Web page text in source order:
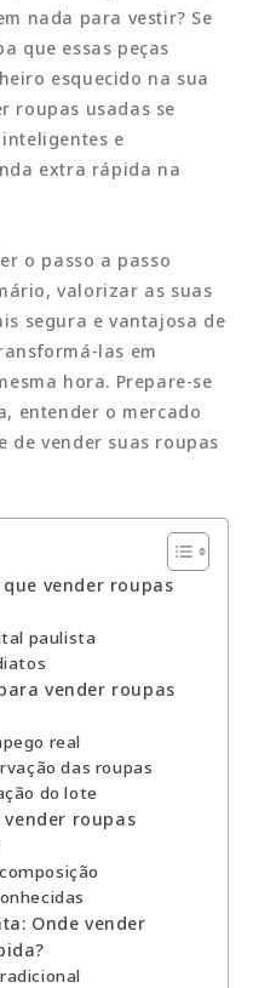
nada para vestir? Se
que essas peças
esquecido na sua
roupas usadas se
e
extra rápida na
o passo a passo
valorizar as suas
segura e vantajosa de
las em
hora. Prepare-se
entender o mercado
de vender suas roupas
vender roupas
paulista
vender roupas
real
das roupas
do lote
roupas
Onde vender